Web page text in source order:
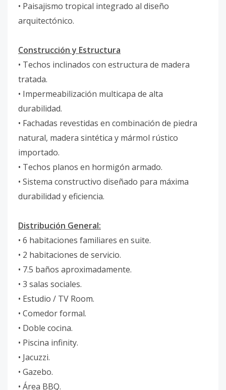
• Paisajismo tropical integrado al diseño
arquitectónico.
Construcción y Estructura
• Techos inclinados con estructura de madera
tratada.
• Impermeabilización multicapa de alta
durabilidad.
• Fachadas revestidas en combinación de piedra
natural, madera sintética y mármol rústico
importado.
• Techos planos en hormigón armado.
• Sistema constructivo diseñado para máxima
durabilidad y eficiencia.
Distribución General:
• 6 habitaciones familiares en suite.
• 2 habitaciones de servicio.
• 7.5 baños aproximadamente.
• 3 salas sociales.
• Estudio / TV Room.
• Comedor formal.
• Doble cocina.
• Piscina infinity.
• Jacuzzi.
• Gazebo.
• Área BBQ.